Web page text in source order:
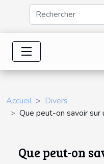
Accueil
Divers
Que peut-on savoir sur
Que peut-on